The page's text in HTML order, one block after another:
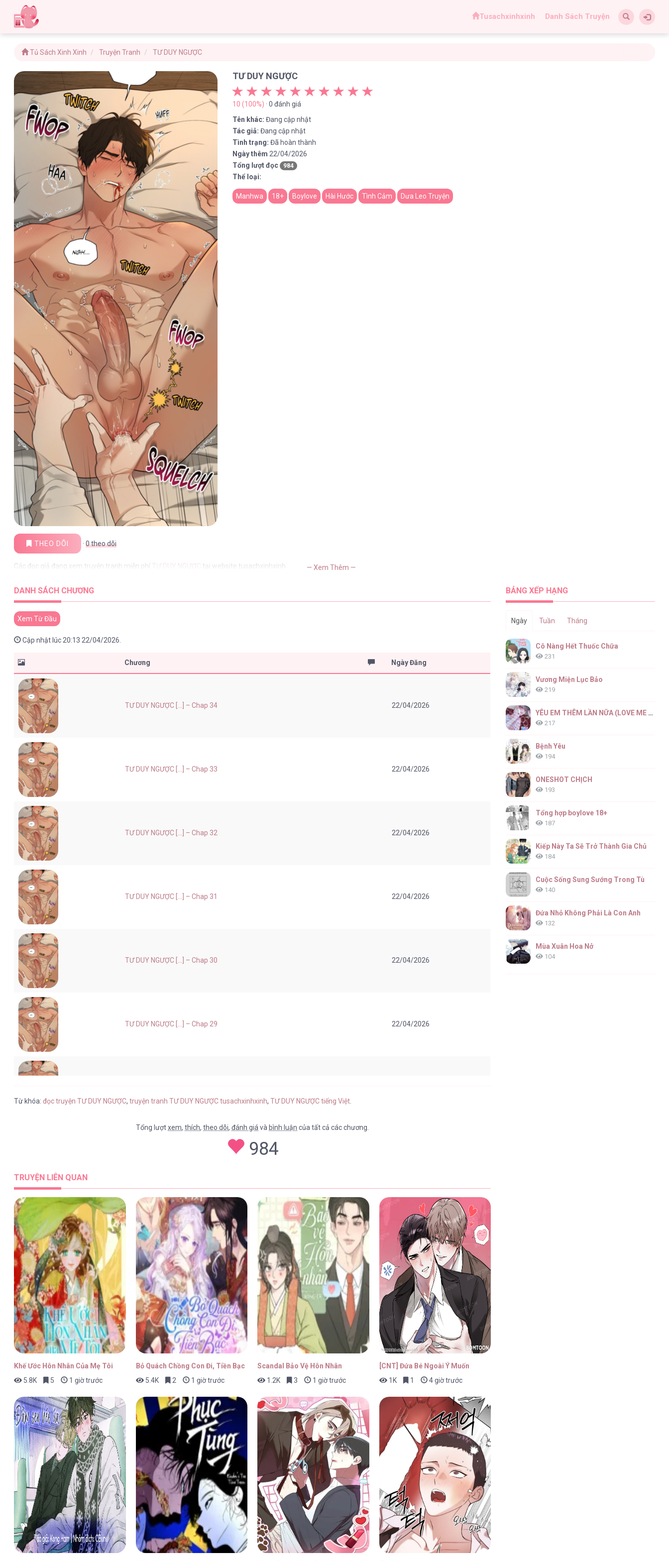
Tusachxinhxinh Danh Sách Truyện
Tủ Sách Xinh Xinh Truyện Tranh TƯ DUY NGƯỢC
TƯ DUY NGƯỢC
10 (100%) · 0 đánh giá
Tên khác: Đang cập nhật
Tác giả: Đang cập nhật
Tình trạng: Đã hoàn thành
Ngày thêm 22/04/2026
Tổng lượt đọc
984
Thể loại:
Manhwa 18+ Boylove Hài Hước Tình Cảm Dưa Leo Truyện
THEO DÕI ·0theo dõi
Các đọc giả đang xem truyện tranh miễn phí TƯ DUY NGƯỢC tại website tusachxinhxinh — Xem Thêm —
DANH SÁCH CHƯƠNG
Xem Từ Đầu
Cập nhật lúc 20:13 22/04/2026.
Chương Ngày Đăng
TƯ DUY NGƯỢC [...] – Chap 34 22/04/2026
TƯ DUY NGƯỢC [...] – Chap 33 22/04/2026
TƯ DUY NGƯỢC [...] – Chap 32 22/04/2026
TƯ DUY NGƯỢC [...] – Chap 31 22/04/2026
TƯ DUY NGƯỢC [...] – Chap 30 22/04/2026
TƯ DUY NGƯỢC [...] – Chap 29 22/04/2026
TƯ DUY NGƯỢC [...] – Chap 26 22/04/2026
TƯ DUY NGƯỢC [...] – Chap 25 22/04/2026
TƯ DUY NGƯỢC [...] – Chap 24 22/04/2026
TƯ DUY NGƯỢC [...] – Chap 23 22/04/2026
TƯ DUY NGƯỢC [...] – Chap 22 22/04/2026
TƯ DUY NGƯỢC [...] – Chap 21 22/04/2026
Từ khóa:đọc truyện TƯ DUY NGƯỢC,truyện tranh TƯ DUY NGƯỢC tusachxinhxinh,TƯ DUY NGƯỢC tiếng Việt
Tổng lượtxem,thích,theo dõi,đánh giá và bình luận của tất cả các chương.
984
TRUYỆN LIÊN QUAN
Khế Ước Hôn Nhân Của Mẹ Tôi
5.8K
5 1 giờ trước
Bỏ Quách Chồng Con Đi, Tiền Bạc Mới Là Tất Cả
5.4K
2 1 giờ trước
Scandal Bảo Vệ Hôn Nhân
1.2K
3 1 giờ trước
[CNT] Đứa Bé Ngoài Ý Muốn
1K
1 4 giờ trước
BẢNG XẾP HẠNG
Ngày Tuần Tháng
Cô Nàng Hết Thuốc Chữa
231
Vương Miện Lục Bảo
219
YÊU EM THÊM LẦN NỮA (LOVE ME AGAIN)
217
Bệnh Yêu
194
ONESHOT CHỊCH
193
Tổng hợp boylove 18+
187
Kiếp Này Ta Sẽ Trở Thành Gia Chủ
184
Cuộc Sống Sung Sướng Trong Tù
140
Đứa Nhỏ Không Phải Là Con Anh
132
Mùa Xuân Hoa Nở
104